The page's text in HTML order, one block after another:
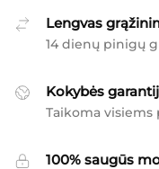
Lengvas
14 dienų pinigų
Kokybės
Taikoma
100% saugūs